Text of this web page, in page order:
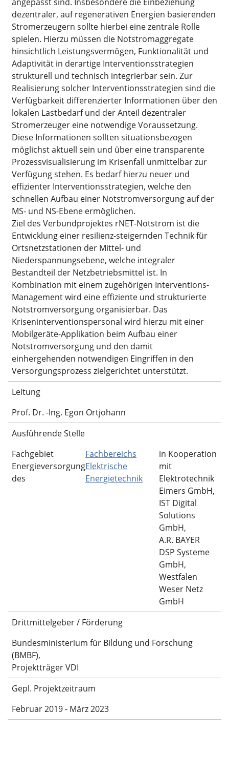
dezentraler, auf regenerativen Energien basierenden
Stromerzeugern sollte hierbei eine zentrale Rolle
spielen. Hierzu müssen die Notstromaggregate
hinsichtlich Leistungsvermögen, Funktionalität und
Adaptivität in derartige Interventionsstrategien
strukturell und technisch integrierbar sein. Zur
Realisierung solcher Interventionsstrategien sind die
Verfügbarkeit differenzierter Informationen über den
lokalen Lastbedarf und der Anteil dezentraler
Stromerzeuger eine notwendige Voraussetzung.
Diese Informationen sollten situationsbezogen
möglichst aktuell sein und über eine transparente
Prozessvisualisierung im Krisenfall unmittelbar zur
Verfügung stehen. Es bedarf hierzu neuer und
effizienter Interventionsstrategien, welche den
schnellen Aufbau einer Notstromversorgung auf der
MS- und NS-Ebene ermöglichen.
Ziel des Verbundprojektes rNET-Notstrom ist die
Entwicklung einer resilienz-steigernden Technik für
Ortsnetzstationen der Mittel- und
Niederspannungsebene, welche integraler
Bestandteil der Netzbetriebsmittel ist. In
Kombination mit einem zugehörigen Interventions-
Management wird eine effiziente und strukturierte
Notstromversorgung organisierbar. Das
Kriseninterventionspersonal wird hierzu mit einer
Mobilgeräte-Applikation beim Aufbau einer
Notstromversorgung und den damit
einhergehenden notwendigen Eingriffen in den
Versorgungsprozess zielgerichtet unterstützt.
Leitung
Prof. Dr. -Ing. Egon Ortjohann
Ausführende Stelle
Fachgebiet
Energieversorgung
des
Fachbereichs
Elektrische
Energietechnik
in Kooperation
mit
Elektrotechnik
Eimers GmbH,
IST Digital
Solutions
GmbH,
A.R. BAYER
DSP Systeme
GmbH,
Westfalen
Weser Netz
GmbH
Drittmittelgeber / Förderung
Bundesministerium für Bildung und Forschung
(BMBF),
Projektträger VDI
Gepl. Projektzeitraum
Februar 2019 - März 2023